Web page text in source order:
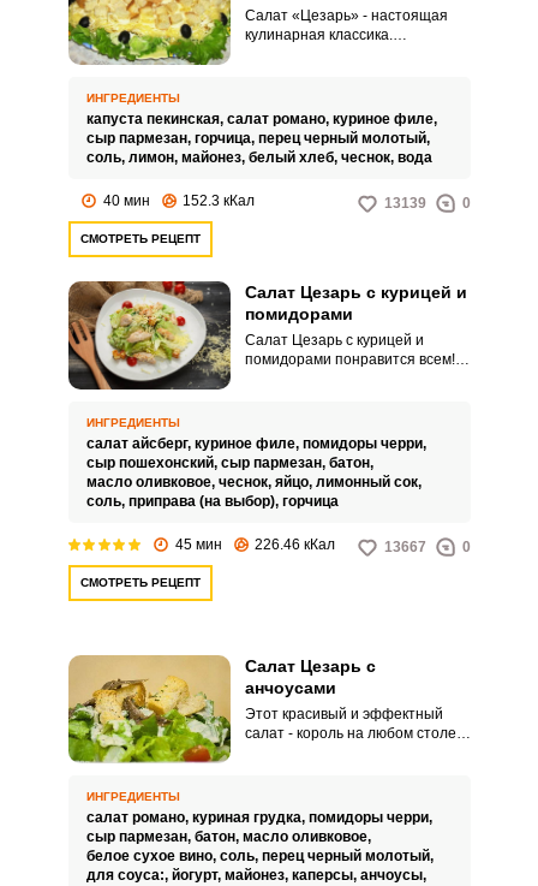
Салат «Цезарь» - настоящая
кулинарная классика.
считается майонезная
заправка.
ИНГРЕДИЕНТЫ
капуста пекинская, салат романо, куриное филе,
сыр пармезан, горчица, перец черный молотый,
соль, лимон, майонез, белый хлеб, чеснок, вода
40 мин 152.3 кКал 13139 0
СМОТРЕТЬ РЕЦЕПТ
Салат Цезарь с курицей и
помидорами
Салат Цезарь с курицей и
помидорами понравится всем!
можно оставаться дома. Его
приготовление совсем не
сложное и даже допустим
творческий подход к
формированию салата.
ИНГРЕДИЕНТЫ
салат айсберг, куриное филе, помидоры черри,
сыр пошехонский, сыр пармезан, батон,
масло оливковое, чеснок, яйцо, лимонный сок,
соль, приправа (на выбор), горчица
45 мин 226.46 кКал 13667 0
СМОТРЕТЬ РЕЦЕПТ
Салат Цезарь с
анчоусами
Этот красивый и эффектный
салат - король на любом столе.
домашних условиях, придаст
салату неповторимый вкус.
ИНГРЕДИЕНТЫ
салат романо, куриная грудка, помидоры черри,
сыр пармезан, батон, масло оливковое,
белое сухое вино, соль, перец черный молотый,
для соуса:, йогурт, майонез, каперсы, анчоусы,